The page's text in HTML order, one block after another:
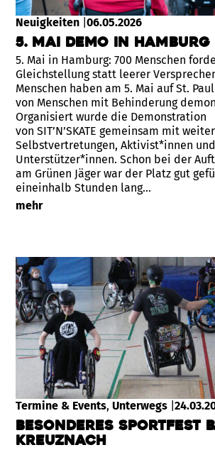
Neuigkeiten |06.05.2026
5. Mai Demo in Hamburg
5. Mai in Hamburg: 700 Menschen
Gleichstellung statt leerer
Menschen haben am 5. Mai auf St.
von Menschen mit Behinderung
Organisiert wurde die Demonstration
von SIT’N’SKATE gemeinsam mit
Selbstvertretungen, Aktivist*innen und
Unterstützer*innen. Schon bei der
am Grünen Jäger war der Platz gut
eineinhalb Stunden lang…
mehr
Termine & Events, Unterwegs |
Besonderes Sportfest
Kreuznach